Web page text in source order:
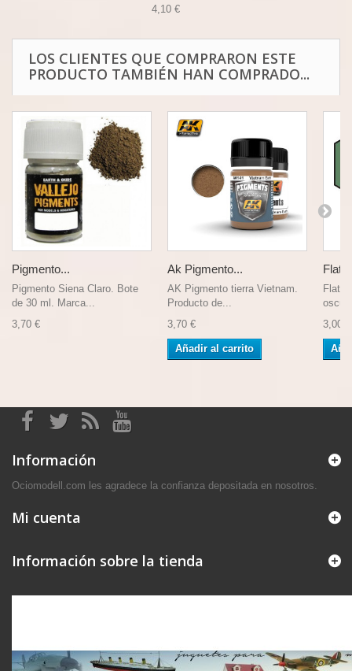
4,10 €
LOS CLIENTES QUE COMPRARON ESTE
PRODUCTO TAMBIÉN HAN COMPRADO...
Pigmento...
Pigmento Siena Claro. Bote
de 30 ml. Marca...
3,70 €
Ak Pigmento...
AK Pigmento tierra Vietnam.
Producto de...
3,70 €
Añadir al carrito
Flat
Flat
3,00 €
Información
Ociomodell.com les agradece la confianza depositada en nosotros.
Mi cuenta
Información sobre la tienda